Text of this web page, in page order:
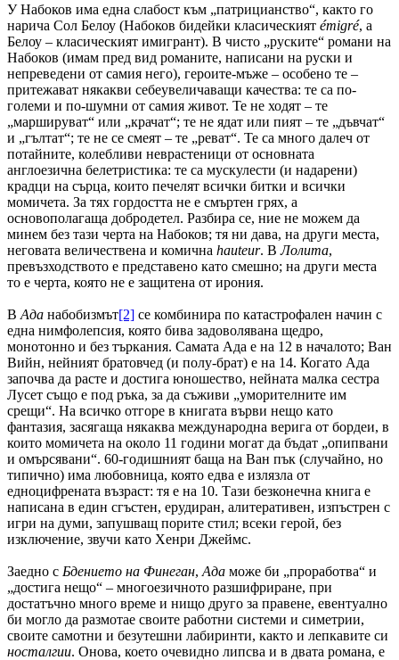
У Набоков има една слабост към „патрицианство“, както го
нарича Сол Белоу (Набоков бидейки класическият émigré, а
Белоу – класическият имигрант). В чисто „руските“ романи на
Набоков (имам пред вид романите, написани на руски и
непреведени от самия него), героите-мъже – особено те –
притежават някакви себеувеличаващи качества: те са по-
големи и по-шумни от самия живот. Те не ходят – те
„маршируват“ или „крачат“; те не ядат или пият – те „дъвчат“
и „гълтат“; те не се смеят – те „реват“. Те са много далеч от
потайните, колебливи неврастеници от основната
англоезична белетристика: те са мускулести (и надарени)
крадци на сърца, които печелят всички битки и всички
момичета. За тях гордостта не е смъртен грях, а
основополагаща добродетел. Разбира се, ние не можем да
минем без тази черта на Набоков; тя ни дава, на други места,
неговата величествена и комична hauteur. ВЛолита,
превъзходството е представено като смешно; на други места
то е черта, която не е защитена от ирония.
В Ада набобизмът[2] се комбинира по катастрофален начин с
една нимфолепсия, която бива задоволявана щедро,
монотонно и без търкания. Самата Ада е на 12 в началото; Ван
Вийн, нейният братовчед (и полу-брат) е на 14. Когато Ада
започва да расте и достига юношество, нейната малка сестра
Лусет също е под ръка, за да съживи „уморителните им
срещи“. На всичко отгоре в книгата върви нещо като
фантазия, засягаща някаква международна верига от бордеи, в
които момичета на около 11 години могат да бъдат „опипвани
и омърсявани“. 60-годишният баща на Ван пък (случайно, но
типично) има любовница, която едва е излязла от
едноцифрената възраст: тя е на 10. Тази безконечна книга е
написана в един сгъстен, ерудиран, алитеративен, изпъстрен с
игри на думи, запушващ порите стил; всеки герой, без
изключение, звучи като Хенри Джеймс.
Заедно с Бдението на Финеган, Ада може би „проработва“ и
„достига нещо“ – многоезичното разшифриране, при
достатъчно много време и нищо друго за правене, евентуално
би могло да размотае своите работни системи и симетрии,
своите самотни и безутешни лабиринти, както и лепкавите си
носталгии. Онова, което очевидно липсва и в двата романа, е